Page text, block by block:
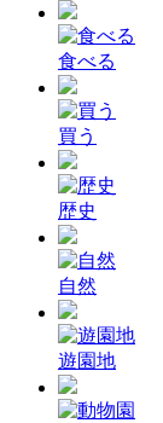
食べる
買う
歴史
自然
遊園地